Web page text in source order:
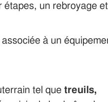
étapes, un rebroyage et
à un
tel quetreuils,